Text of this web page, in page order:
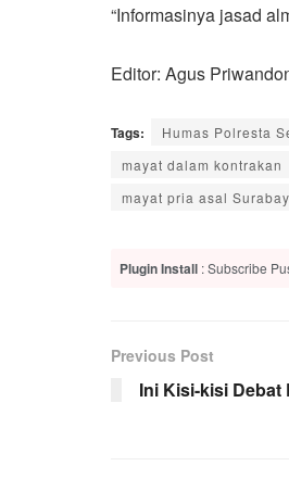
“Informasinya jasad
Editor: Agus
Tags: Humas Polresta
mayat dalam kontrakan
mayat pria asal
Plugin Install : Subscribe
Previous Post
Ini Kisi-kisi Debat